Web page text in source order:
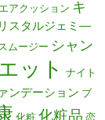
エアクッション キ
スタルジェミ―
ムージー シャン
ット
ナイト
ンデーション ブ
化粧化粧品 恋